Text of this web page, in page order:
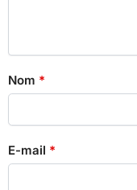
Nom *
E-mail *